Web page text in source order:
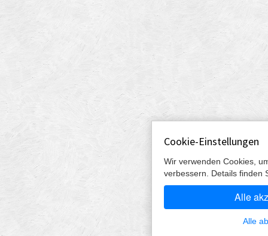
Cookie-Einstellungen
Wir verwenden Cookies,
verbessern. Details finden
Alle
Alle